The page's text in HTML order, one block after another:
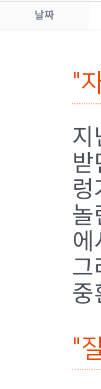
날짜
"
지
받
렁
놀
에
그
중
"